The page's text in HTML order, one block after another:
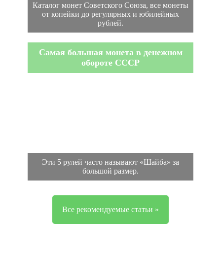
Каталог монет Советского Союза, все монеты
от копейки до регулярных и юбилейных
рублей.
Самая большая монета в денежном
обороте СССР
Эти 5 рулей часто называют «Шайба» за
большой размер.
Все рекомендуемые статьи »